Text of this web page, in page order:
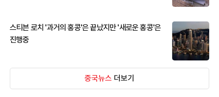
스티븐 로치 '과거의 홍콩'은 끝났지만 '새로운 홍콩'은
진행중
중국뉴스 더보기